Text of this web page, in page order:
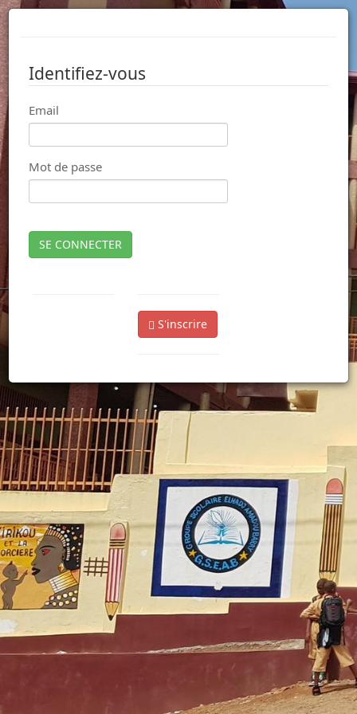
Identifiez-vous
Email
Mot de passe
SE CONNECTER
S'inscrire